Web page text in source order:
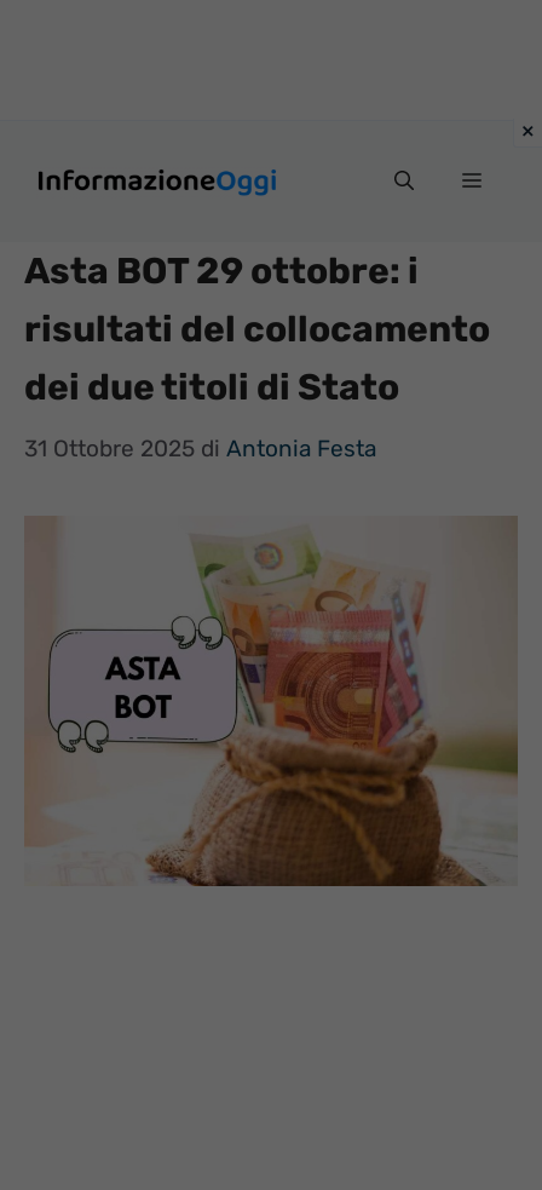
Menu
Asta BOT 29 ottobre: i
risultati del collocamento
dei due titoli di Stato
31 Ottobre 2025 di Antonia Festa